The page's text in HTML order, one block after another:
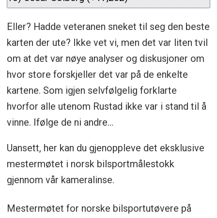
Eller? Hadde veteranen sneket til seg den beste
karten der ute? Ikke vet vi, men det var liten tvil
om at det var nøye analyser og diskusjoner om
hvor store forskjeller det var på de enkelte
kartene. Som igjen selvfølgelig forklarte
hvorfor alle utenom Rustad ikke var i stand til å
vinne. Ifølge de ni andre...
Uansett, her kan du gjenoppleve det eksklusive
mestermøtet i norsk bilsportmålestokk
gjennom vår kameralinse.
Mestermøtet for norske bilsportutøvere på